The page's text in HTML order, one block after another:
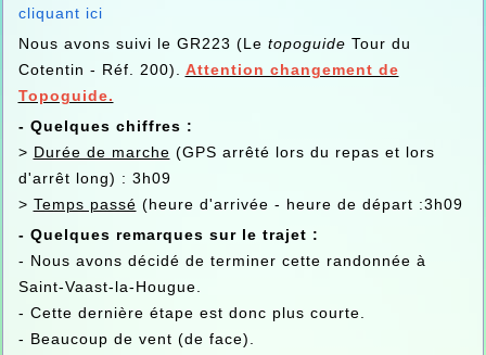
cliquant ici
Nous avons suivi le GR223 (Le topoguide Tour du
Cotentin - Réf. 200). Attention changement de
Topoguide.
- Quelques chiffres :
> Durée de marche (GPS arrêté lors du repas et lors
d'arrêt long) : 3h09
> Temps passé (heure d'arrivée - heure de départ :3h09
- Quelques remarques sur le trajet :
- Nous avons décidé de terminer cette randonnée à
Saint-Vaast-la-Hougue.
- Cette dernière étape est donc plus courte.
- Beaucoup de vent (de face).